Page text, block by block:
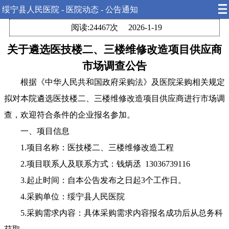
绥宁县人民医院 - 医院动态 - 公告通知
阅读:24467次 2026-1-19
关于遴选医技楼二、三楼维修改造项目供应商
市场调查公告
根据《中华人民共和国政府采购法》及医院采购相关规定
拟对本院遴选医技楼二、三楼维修改造项目供应商进行市场调
查，欢迎符合条件的企业报名参加。
一、项目信息
1.项目名称：医技楼二、三楼维修改造工程
2.项目联系人及联系方式：钱炳丞 13036739116
3.起止时间：自本公告发布之日起3个工作日。
4.采购单位：绥宁县人民医院
5.采购需求内容：具体采购需求内容报名成功后从总务科